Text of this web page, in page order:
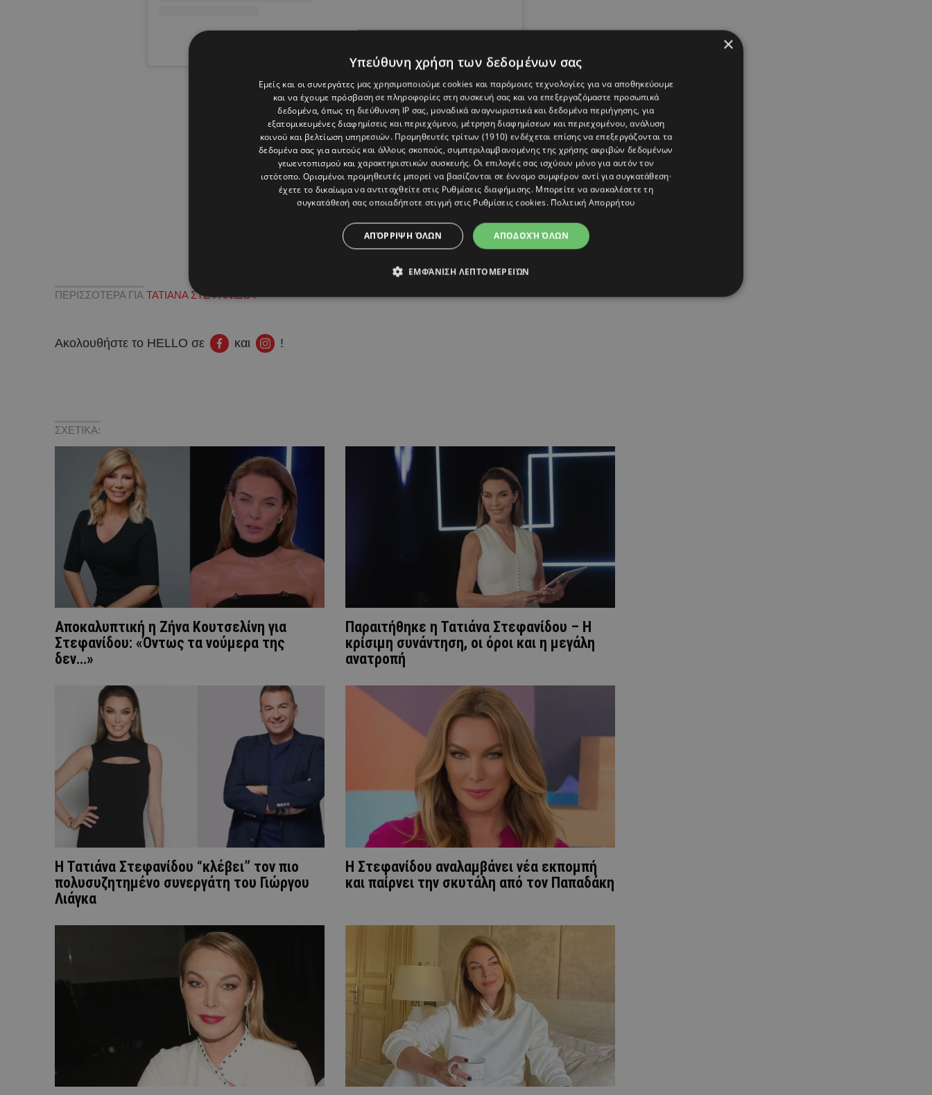
ΠΕΡΙΣΣΟΤΕΡΑ ΓΙΑ ΤΑΤΙΑΝΑ ΣΤΕΦΑΝΙΔΟΥ
Ακολουθήστε το HELLO σε και !
ΣΧΕΤΙΚΑ:
Aποκαλυπτική η Ζήνα Κουτσελίνη για
Στεφανίδου: «Όντως τα νούμερα της
δεν…»
Παραιτήθηκε η Τατιάνα Στεφανίδου – Η
κρίσιμη συνάντηση, οι όροι και η μεγάλη
ανατροπή
Η Τατιάνα Στεφανίδου “κλέβει” τον πιο
πολυσυζητημένο συνεργάτη του Γιώργου
Λιάγκα
Η Στεφανίδου αναλαμβάνει νέα εκπομπή
και παίρνει την σκυτάλη από τον Παπαδάκη
×
Υπεύθυνη χρήση των δεδομένων σας
Εμείς και οι συνεργάτες μας χρησιμοποιούμε cookies και παρόμοιες τεχνολογίες για να αποθηκεύουμε
και να έχουμε πρόσβαση σε πληροφορίες στη συσκευή σας και να επεξεργαζόμαστε προσωπικά
δεδομένα, όπως τη διεύθυνση IP σας, μοναδικά αναγνωριστικά και δεδομένα περιήγησης, για
εξατομικευμένες διαφημίσεις και περιεχόμενο, μέτρηση διαφημίσεων και περιεχομένου, ανάλυση
κοινού και βελτίωση υπηρεσιών. Προμηθευτές τρίτων (1910) ενδέχεται επίσης να επεξεργάζονται τα
δεδομένα σας για αυτούς και άλλους σκοπούς, συμπεριλαμβανομένης της χρήσης ακριβών δεδομένων
γεωεντοπισμού και χαρακτηριστικών συσκευής. Οι επιλογές σας ισχύουν μόνο για αυτόν τον
ιστότοπο. Ορισμένοι προμηθευτές μπορεί να βασίζονται σε έννομο συμφέρον αντί για συγκατάθεση·
έχετε το δικαίωμα να αντιταχθείτε στις Ρυθμίσεις διαφήμισης. Μπορείτε να ανακαλέσετε τη
συγκατάθεσή σας οποιαδήποτε στιγμή στις Ρυθμίσεις cookies. Πολιτική Απορρήτου
ΑΠΟΔΟΧΉ ΌΛΩΝ
ΑΠΌΡΡΙΨΗ ΌΛΩΝ
ΕΜΦΆΝΙΣΗ ΛΕΠΤΟΜΕΡΕΙΏΝ